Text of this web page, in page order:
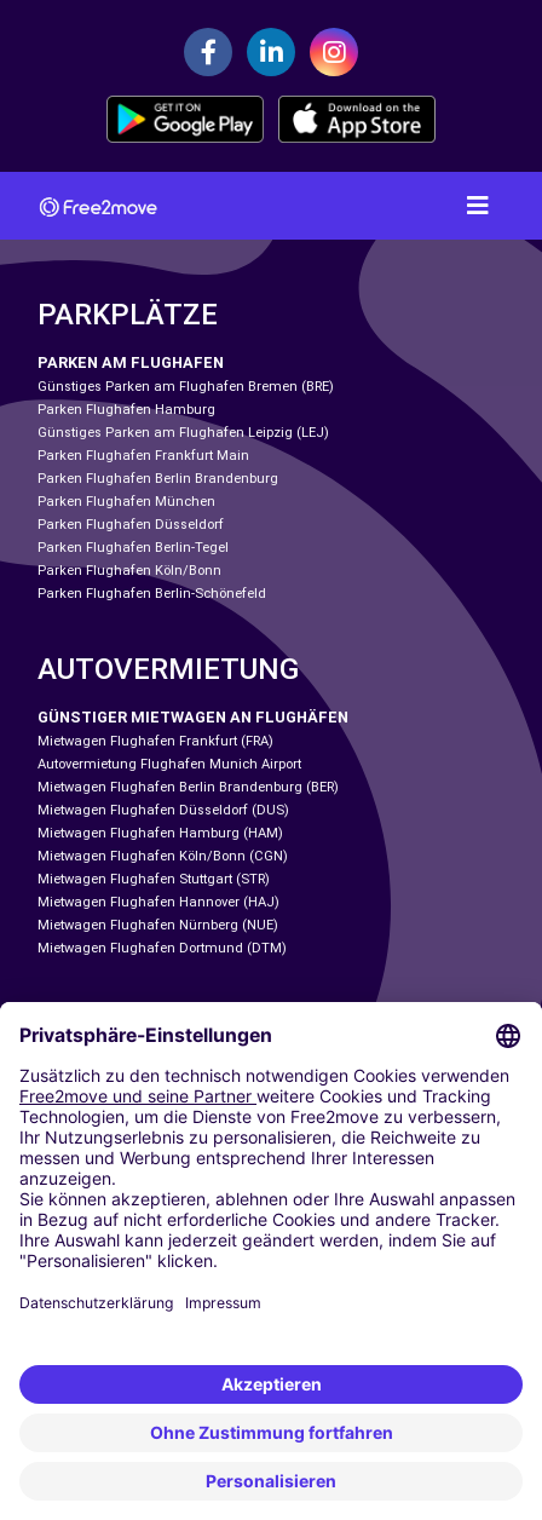
PARKPLÄTZE
PARKEN AM FLUGHAFEN
Günstiges Parken am Flughafen Bremen (BRE)
Parken Flughafen Hamburg
Günstiges Parken am Flughafen Leipzig (LEJ)
Parken Flughafen Frankfurt Main
Parken Flughafen Berlin Brandenburg
Parken Flughafen München
Parken Flughafen Düsseldorf
Parken Flughafen Berlin-Tegel
Parken Flughafen Köln/Bonn
Parken Flughafen Berlin-Schönefeld
AUTOVERMIETUNG
GÜNSTIGER MIETWAGEN AN FLUGHÄFEN
Mietwagen Flughafen Frankfurt (FRA)
Autovermietung Flughafen Munich Airport
Mietwagen Flughafen Berlin Brandenburg (BER)
Mietwagen Flughafen Düsseldorf (DUS)
Mietwagen Flughafen Hamburg (HAM)
Mietwagen Flughafen Köln/Bonn (CGN)
Mietwagen Flughafen Stuttgart (STR)
Mietwagen Flughafen Hannover (HAJ)
Mietwagen Flughafen Nürnberg (NUE)
Mietwagen Flughafen Dortmund (DTM)
CARSHARING
UNSERE STÄDTE
Paris
Madrid
Washington DC
Mailand
Rom
Turin
Wien
Berlin
Düsseldorf